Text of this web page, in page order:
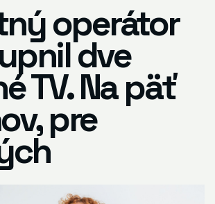
operátor
dve
TV. Na päť
pre